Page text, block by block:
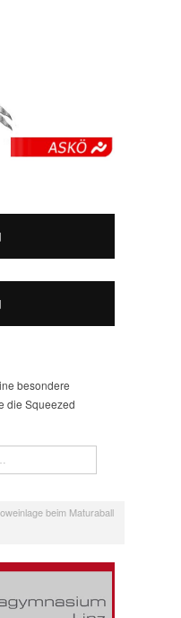
besondere
die Squeezed
beim Maturaball